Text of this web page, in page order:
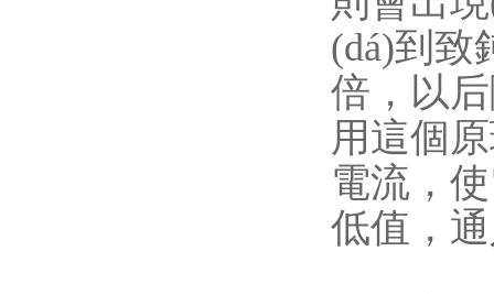
(dá)到致
倍，以后
用這個
電流
低值